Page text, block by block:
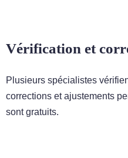
Vérification et
Plusieurs spécialistes
corrections et ajustements
sont gratuits.